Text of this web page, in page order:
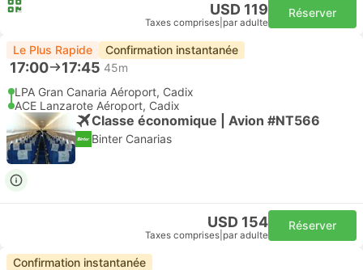
USD 119
Taxes comprises par adulte
Réserver
Le Plus Rapide Confirmation instantanée
17:00 17:45 45m
LPA Gran Canaria Aéroport, Cadix
ACE Lanzarote Aéroport, Cadix
Classe économique | Avion #NT566
Binter Canarias
USD 154
Taxes comprises par adulte
Réserver
Confirmation instantanée